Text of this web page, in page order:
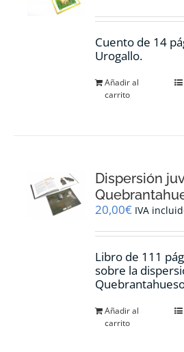
Cuento de 14
Urogallo.
Añadir al
carrito
Dispersión
20,00€ IVA
Libro de 111
sobre la
Añadir al
carrito